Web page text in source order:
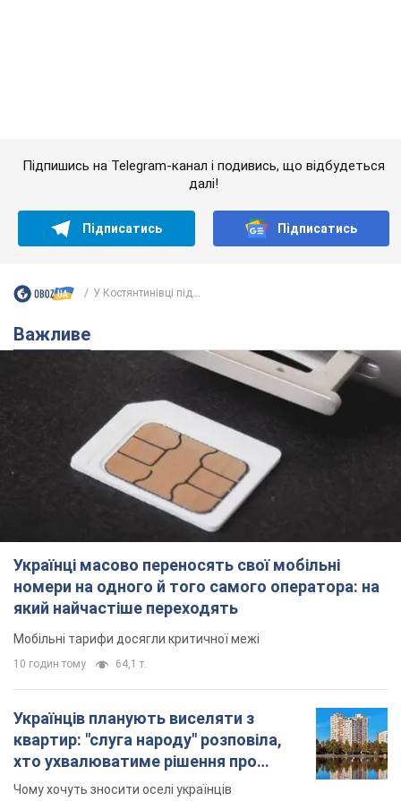
Важливе
Українці масово переносять свої мобільні
номери на одного й того самого оператора: на
який найчастіше переходять
Мобільні тарифи досягли критичної межі
64,1 т.
Українців планують виселяти з
квартир: "слуга народу" розповіла,
хто ухвалюватиме рішення про
знесення будинків
Чому хочуть зносити оселі українців
11 годин тому 58,5 т.
Українці масово купують дорогі нові
авто: скільки коштує
найпопулярніша модель
Які марки автомобілів воліють купувати